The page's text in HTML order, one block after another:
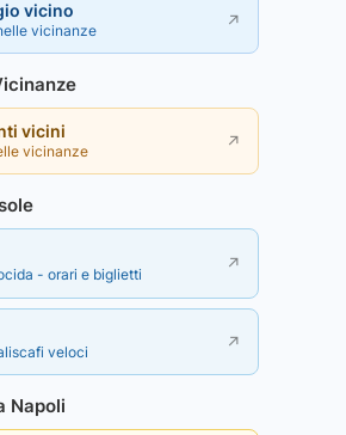
vicino
vicinanze ↗
vicini
vicinanze ↗
- orari e biglietti ↗
veloci ↗
Napoli